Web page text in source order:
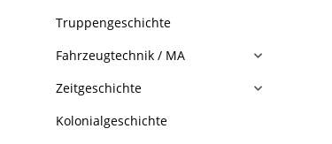
Truppengeschichte
Fahrzeugtechnik / MA
Zeitgeschichte
Kolonialgeschichte